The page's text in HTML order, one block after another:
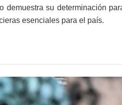
demuestra su determinación
esenciales para el país.